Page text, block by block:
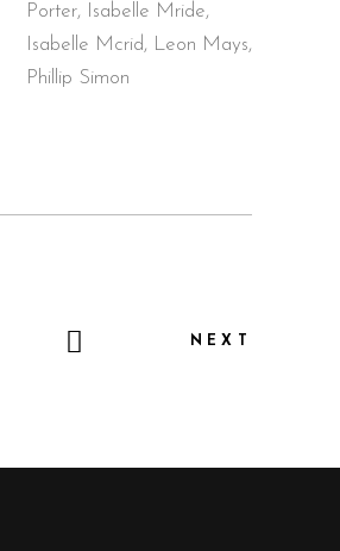
Porter, Isabelle Mride,
Isabelle Mcrid, Leon Mays,
Phillip Simon
NEXT